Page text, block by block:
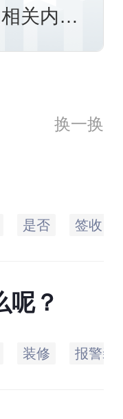
关内容
换一换
是否 签收
呢？
装修 报警装置